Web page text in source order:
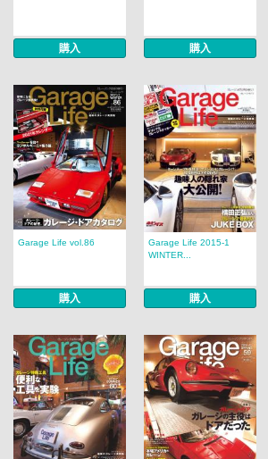
購入 購入
Garage Life vol.86
購入
Garage Life 2015-1
WINTER...
購入